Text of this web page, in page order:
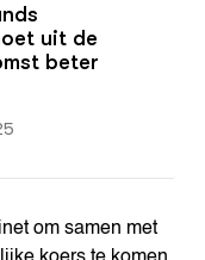
uit de
beter
om samen met